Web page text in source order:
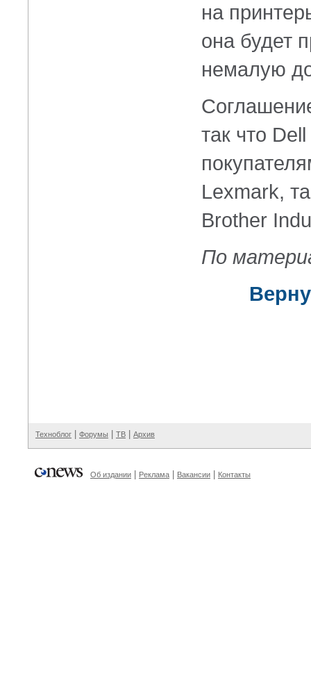
на
она будет
немалую
так что
Lexmark,
Brother
По
Техноблог Форумы ТВ Архив
Об издании Реклама Вакансии Контакты